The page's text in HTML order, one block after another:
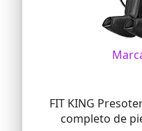
FIT KING
completo de